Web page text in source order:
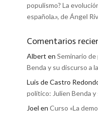
populismo? La
española.», de Ángel
Comentarios
Albert en Seminario
Benda y su discurso a
Luis de Castro
político: Julien Benda y
Joel en Curso «La